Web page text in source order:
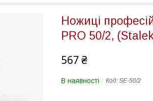
Ножиці
PRO 50/2,
567 ₴
В наявності Код: SE-50/2